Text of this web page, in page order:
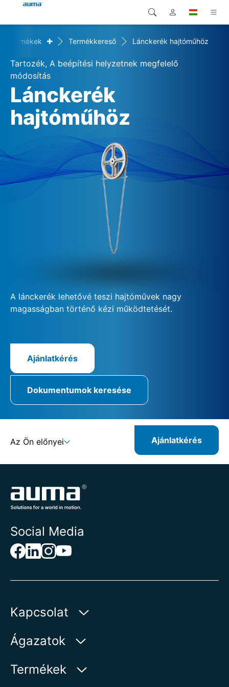
Termékek
Megoldások
Letöltések
Szerviz
Vállalat
Kapcsolat
Global
Európa
Ázsia és Csendes-óceáni
térség
Észak-Amerika
Keresés
Termékek + Termékkereső Lánckerék hajtóműhöz
Tartozék, A beépítési helyzetnek megfelelő
módosítás
Lánckerék
hajtóműhöz
A lánckerék lehetővé teszi hajtóművek nagy
magasságban történő kézi működtetését.
Ajánlatkérés
Dokumentumok keresése
Az Ön előnyei Ajánlatkérés
Social Media
Kapcsolat
AUMA Riester
Aumastr 1
Ágazatok
Víz
Termékek